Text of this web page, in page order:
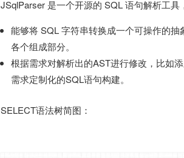
JSqlParser 是一个开源的 SQL 语句解析工
能够将 SQL 字符串转换成一个可操作的
各个组成部分。
根据需求对解析出的AST进行修改，比如
需求定制化的SQL语句构建。
SELECT语法树简图：